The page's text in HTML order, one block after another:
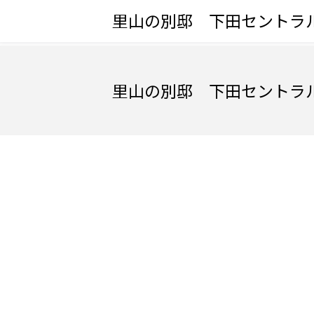
里山の別邸 下田セントラ
里山の別邸 下田セントラ